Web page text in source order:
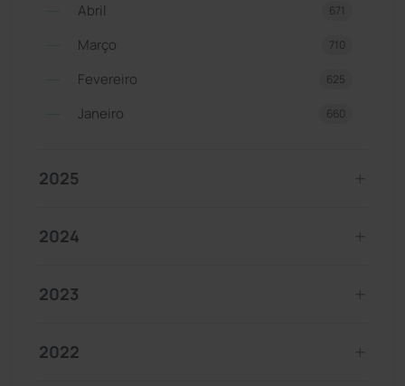
Abril 671
Março 710
Fevereiro 625
Janeiro 660
2025
2024
2023
2022